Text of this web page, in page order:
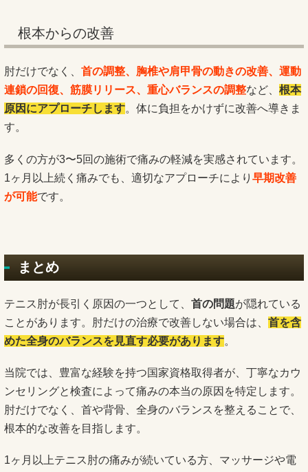
根本からの改善
肘だけでなく、 首の調整、胸椎や肩甲骨の動きの改善、運動
連鎖の回復、筋膜リリース、重心バランスの調整など、 根本
原因にアプローチします。体に負担をかけずに改善へ導きま
す。
多くの方が3〜5回の施術で痛みの軽減を実感されています。
1ヶ月以上続く痛みでも、適切なアプローチにより 早期改善
が可能です。
まとめ
テニス肘が長引く原因の一つとして、 首の問題が隠れている
ことがあります。肘だけの治療で改善しない場合は、 首を含
めた全身のバランスを見直す必要があります。
当院では、豊富な経験を持つ国家資格取得者が、丁寧なカウ
ンセリングと検査によって痛みの本当の原因を特定します。
肘だけでなく、首や背骨、全身のバランスを整えることで、
根本的な改善を目指します。
1ヶ月以上テニス肘の痛みが続いている方、マッサージや電